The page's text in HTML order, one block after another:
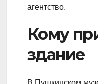
агентство.
Кому
здание